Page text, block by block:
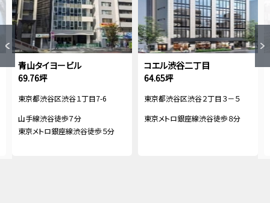
青山タイヨービル
69.76坪
東京都渋谷区渋谷１丁目7-6
山手線渋谷徒歩７分
東京メトロ銀座線渋谷徒歩５分
コエル渋谷二丁目
64.65坪
東京都渋谷区渋谷２丁目３－５
東京メトロ銀座線渋谷徒歩８分